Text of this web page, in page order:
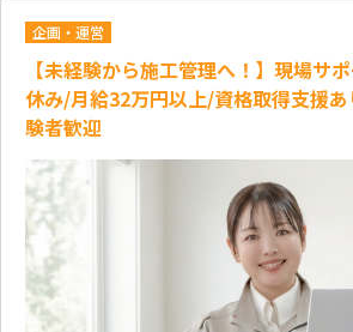
企画・運営
【未経験から施工管理へ！】現場サ
休み/月給32万円以上/資格取得支援
験者歓迎